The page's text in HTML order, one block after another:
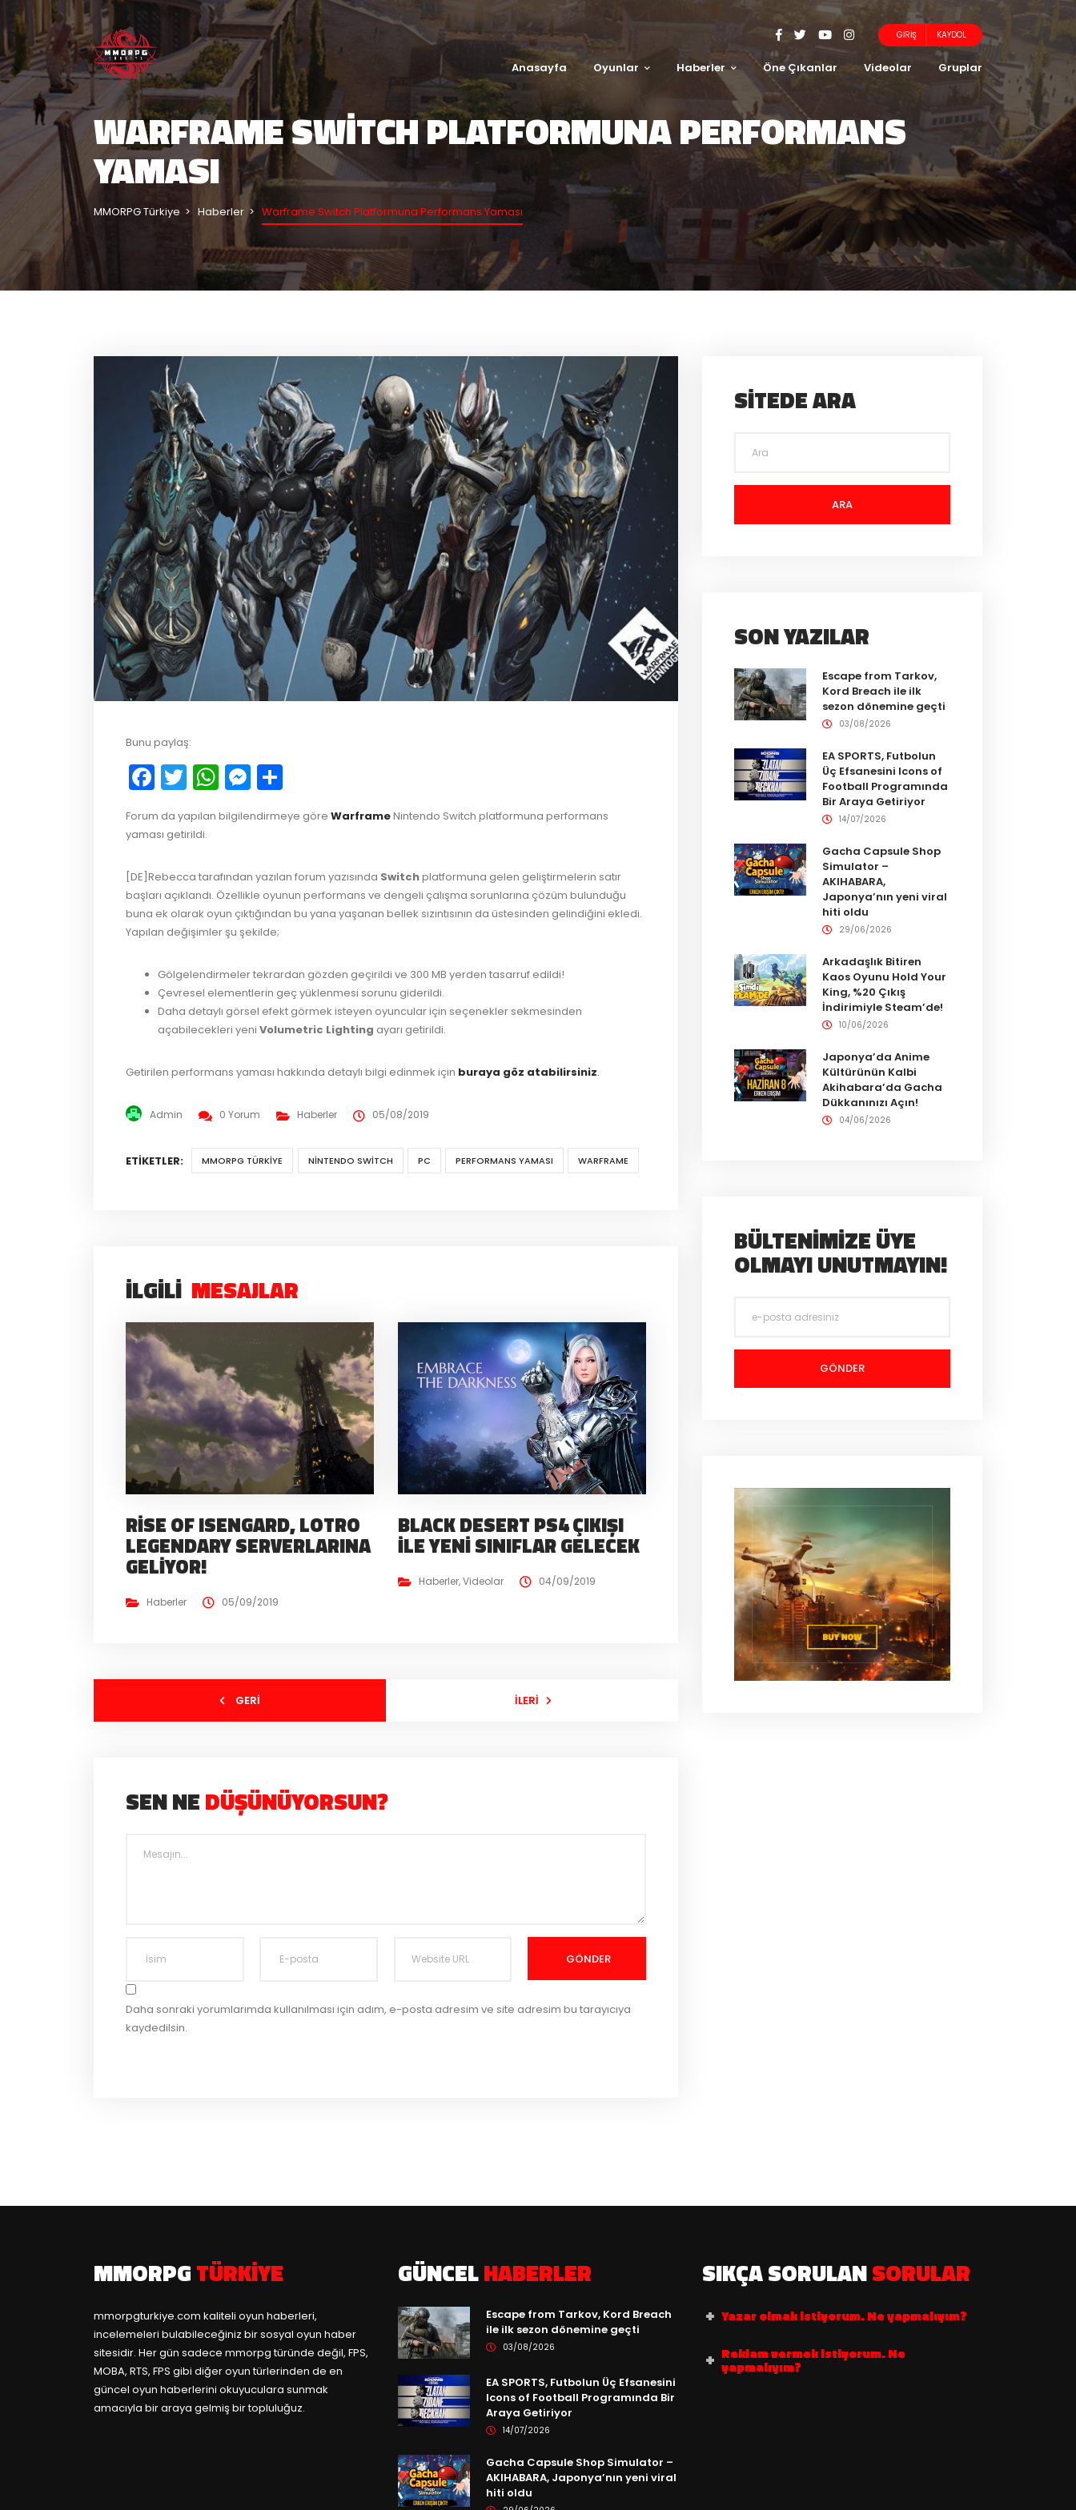
GIRIŞ KAYDOL
Anasayfa Oyunlar Haberler Öne Çıkanlar Videolar Gruplar
WARFRAME SWITCH PLATFORMUNA PERFORMANS
YAMASI
MMORPG Türkiye Haberler Warframe Switch Platformuna Performans Yaması
Bunu paylaş:
Facebook
Twitter
WhatsApp
Messenger
Forum da yapılan bilgilendirmeye göre WarframeNintendo Switch platformuna performans
yaması getirildi.
[DE]Rebecca tarafından yazılan forum yazısında Switchplatformuna gelen geliştirmelerin satır
başları açıklandı. Özellikle oyunun performans ve dengeli çalışma sorunlarına çözüm bulunduğu
buna ek olarak oyun çıktığından bu yana yaşanan bellek sızıntısının da üstesinden gelindiğini ekledi.
Yapılan değişimler şu şekilde;
Gölgelendirmeler tekrardan gözden geçirildi ve 300 MB yerden tasarruf edildi!
Çevresel elementlerin geç yüklenmesi sorunu giderildi.
Daha detaylı görsel efekt görmek isteyen oyuncular için seçenekler sekmesinden
açabilecekleri yeni Volumetric Lighting ayarı getirildi.
Getirilen performans yaması hakkında detaylı bilgi edinmek için buraya göz atabilirsiniz.
Admin 0 Yorum Haberler 05/08/2019
ETIKETLER: MMORPG TÜRKIYE NINTENDO SWITCH PC PERFORMANS YAMASI WARFRAME
İLGILI MESAJLAR
RISE OF ISENGARD, LOTRO
LEGENDARY SERVERLARINA
GELIYOR!
Haberler 05/09/2019
BLACK DESERT PS4 ÇIKIŞI
İLE YENI SINIFLAR GELECEK
Haberler,Videolar 04/09/2019
GERI İLERI
SEN NEDÜŞÜNÜYORSUN?
GÖNDER
Daha sonraki yorumlarımda kullanılması için adım, e-posta adresim ve site adresim bu tarayıcıya
kaydedilsin.
SITEDE ARA
ARA
SON YAZILAR
Escape from Tarkov,
Kord Breach ile ilk
sezon dönemine geçti
03/08/2026
EA SPORTS, Futbolun
Üç Efsanesini Icons of
Football Programında
Bir Araya Getiriyor
14/07/2026
Gacha Capsule Shop
Simulator –
AKIHABARA,
Japonya’nın yeni viral
hiti oldu
29/06/2026
Arkadaşlık Bitiren
Kaos Oyunu Hold Your
King, %20 Çıkış
İndirimiyle Steam’de!
10/06/2026
Japonya’da Anime
Kültürünün Kalbi
Akihabara’da Gacha
Dükkanınızı Açın!
04/06/2026
BÜLTENIMIZE ÜYE
OLMAYI UNUTMAYIN!
MMORPGTÜRKIYE
mmorpgturkiye.com kaliteli oyun haberleri,
incelemeleri bulabileceğiniz bir sosyal oyun haber
sitesidir. Her gün sadece mmorpg türünde değil, FPS,
MOBA, RTS, FPS gibi diğer oyun türlerinden de en
güncel oyun haberlerini okuyuculara sunmak
amacıyla bir araya gelmiş bir topluluğuz.
GÜNCELHABERLER
Escape from Tarkov, Kord Breach
ile ilk sezon dönemine geçti
03/08/2026
EA SPORTS, Futbolun Üç Efsanesini
Icons of Football Programında Bir
Araya Getiriyor
14/07/2026
Gacha Capsule Shop Simulator –
AKIHABARA, Japonya’nın yeni viral
hiti oldu
SIKÇA SORULANSORULAR
Yazar olmak istiyorum. Ne yapmalıyım?
Reklam vermek istiyorum. Ne
yapmalıyım?